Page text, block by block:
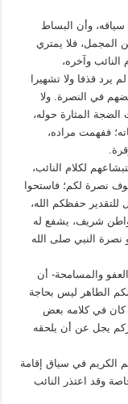
وأن البساط
المجمل، فلا يمتري
وآخره،
يرد قذفا ولا تشهيرا
في النصرة. ولا
المثارة حوله،
ففهمت مراده،
لكلام النائب،
نصرة لكم؛ فاستحوا
للتقدير حفظكم الله،
شريف، يشفع له
النبي صلى الله
والمسامحة- أن
الطاهر ليس بحاجة
كان في كلامه بعض
يجل عن أن يلحقه
الكريم في سياق إقامة
وقد اعتذر النائب